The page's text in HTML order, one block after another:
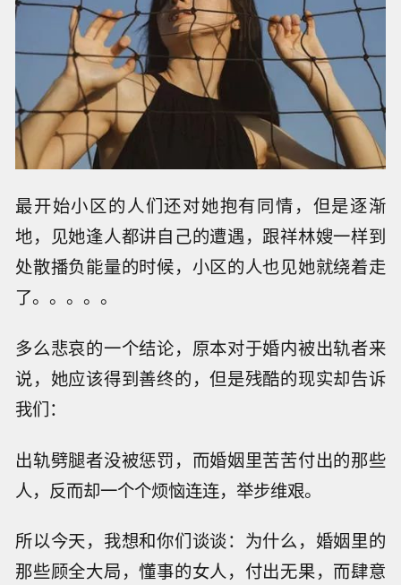
最开始小区的人们还对她抱有同情，但是逐渐
地，见她逢人都讲自己的遭遇，跟祥林嫂一样到
处散播负能量的时候，小区的人也见她就绕着走
了。。。。。
多么悲哀的一个结论，原本对于婚内被出轨者来
说，她应该得到善终的，但是残酷的现实却告诉
我们：
出轨劈腿者没被惩罚，而婚姻里苦苦付出的那些
人，反而却一个个烦恼连连，举步维艰。
所以今天，我想和你们谈谈：为什么，婚姻里的
那些顾全大局，懂事的女人，付出无果，而肆意